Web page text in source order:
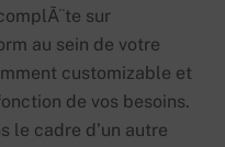
sur
au sein de votre
customizable et
de vos besoins.
le cadre d’un autre